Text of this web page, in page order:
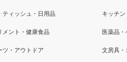
ティッシュ・日用品 キッチ
メント・健康食品 医薬品
ツ・アウトドア 文房具・